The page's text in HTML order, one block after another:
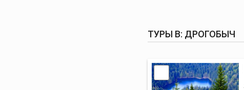
ТУРЫ В: ДРОГОБЫЧ